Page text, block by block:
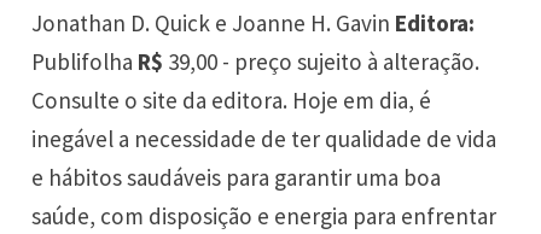
Jonathan D. Quick e Joanne H. Gavin Editora:
Publifolha R$ 39,00 - preço sujeito à alteração.
Consulte o site da editora. Hoje em dia, é
inegável a necessidade de ter qualidade de vida
e hábitos saudáveis para garantir uma boa
saúde, com disposição e energia para enfrentar